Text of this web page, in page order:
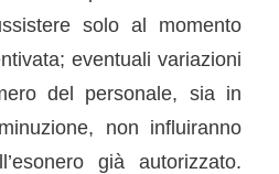
solo al momento
eventuali variazioni
del personale, sia in
non influiranno
già autorizzato.